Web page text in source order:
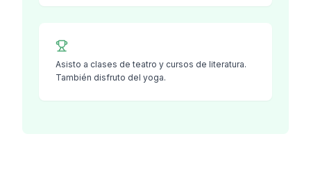
Asisto a clases de teatro y cursos de literatura.
También disfruto del yoga.